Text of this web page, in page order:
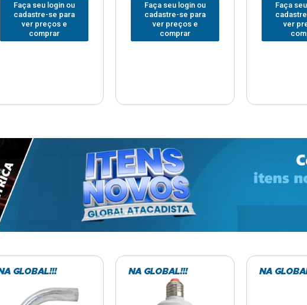
Faça seu login ou
cadastre-se para
ver preços e
comprar
Faça seu login ou
cadastre-se para
ver preços e
comprar
Faça
ver